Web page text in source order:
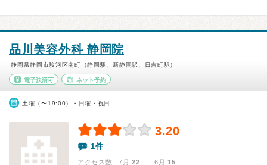
品川美容外科 静岡院
静岡県静岡市駿河区南町（静岡駅、新静岡駅、日吉町駅）
電子決済可 ネット予約
土曜（〜19:00）・日曜・祝日
3.20
1件
アクセス数 7月:22 | 6月:15